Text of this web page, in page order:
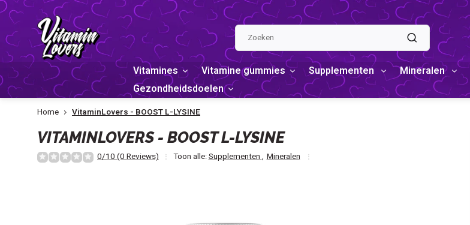
Vitamines Vitamine gummies Supplementen Mineralen
Gezondheidsdoelen
Home VitaminLovers - BOOST L-LYSINE
VITAMINLOVERS - BOOST L-LYSINE
0/10 (0 Reviews) Toon alle:Supplementen, Mineralen